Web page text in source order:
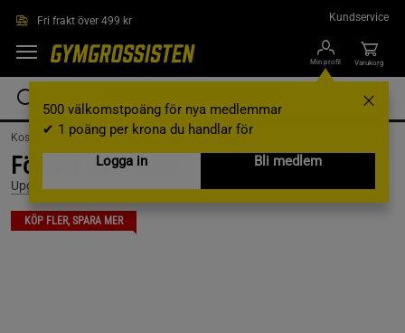
Fri frakt över 499 kr Kundservice
Min profil
500 välkomstpoäng för nya medlemmar
✔ 1 poäng per krona du handlar för
Logga in
Bli medlem
Varukorg
Kosttillskott /Vitaminer & Mineraler /Multivitamin
Försvar 90 kapslar
Upgrit
KÖP FLER, SPARA MER